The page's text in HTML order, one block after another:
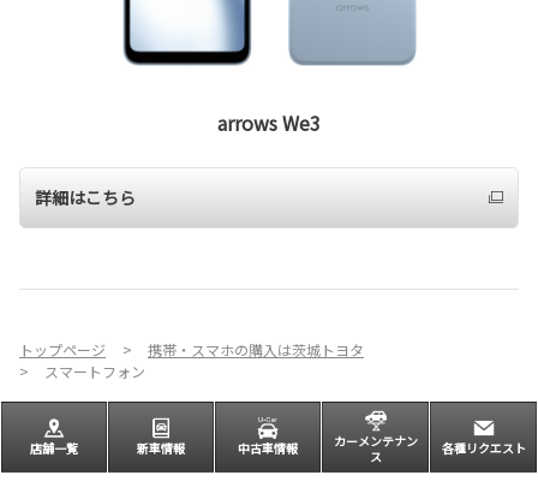
arrows We3
詳細はこちら
トップページ
携帯・スマホの購入は茨城トヨタ
スマートフォン
店舗一覧 新車情報 中古車情報
カーメンテナン
ス
各種リクエスト